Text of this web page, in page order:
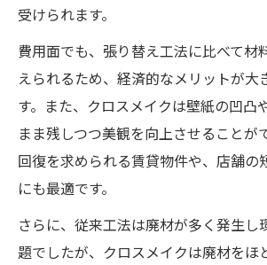
クロスメイクで健康と環境を
VOCフリー施工が選ばれる
クロスメイクが変える快適な暮
クロスメイクで実現する快
壁紙再生で暮らしの質を高
ク活用術
クロスメイクの抗菌・消臭効
毎日
家族やペットに優しいクロ
受けられます。
費用面でも、張り替え工法に比べて材
えられるため、経済的なメリットが大
す。また、クロスメイクは壁紙の凹凸
まま残しつつ美観を向上させることが
回復を求められる賃貸物件や、店舗の
にも最適です。
さらに、従来工法は廃材が多く発生し
題でしたが、クロスメイクは廃材をほ